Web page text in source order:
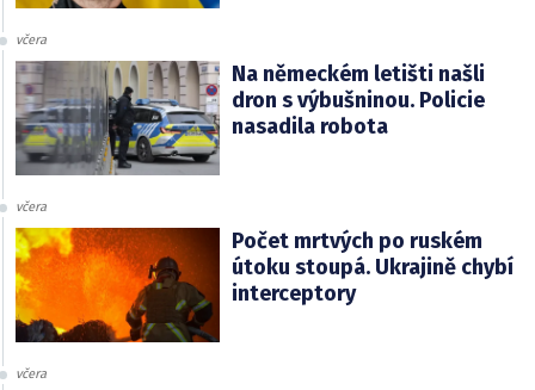
včera
Na německém letišti našli
dron s výbušninou. Policie
nasadila robota
včera
Počet mrtvých po ruském
útoku stoupá. Ukrajině chybí
interceptory
včera